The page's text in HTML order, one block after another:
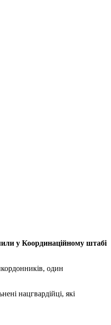
у Координаційному штабі
один
нацгвардійці, які